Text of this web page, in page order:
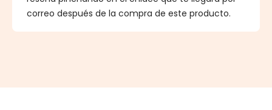
correo después de la compra de este producto.